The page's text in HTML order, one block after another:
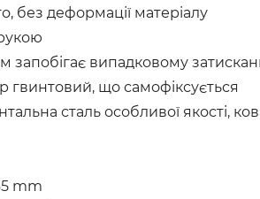
без деформації матеріалу
запобігає випадковому
гвинтовий, що самофіксується
сталь особливої якості,
mm